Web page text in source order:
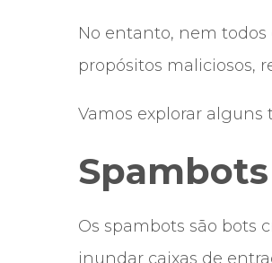
No entanto, nem
propósitos maliciosos,
Vamos explorar alguns
Spambots
Os spambots são bots
inundar caixas de